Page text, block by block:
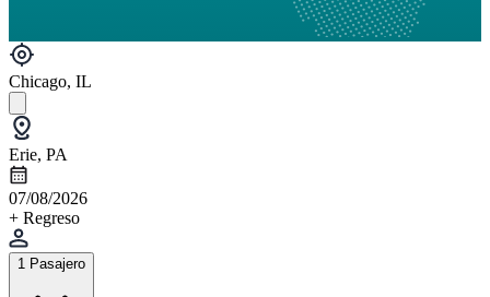
Chicago, IL
Erie, PA
07/08/2026
+ Regreso
1 Pasajero